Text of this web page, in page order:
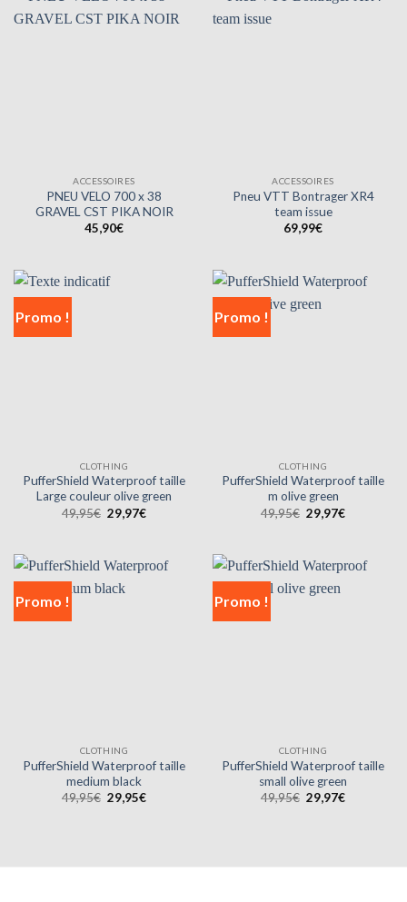
ACCESSOIRES
PNEU VELO 700 x 38
GRAVEL CST PIKA NOIR
45,90€
ACCESSOIRES
Pneu VTT Bontrager XR4
team issue
69,99€
Promo !
CLOTHING
PufferShield Waterproof taille
Large couleur olive green
49,95€ Le
prix
49,95€.
29,97€Le
29,97€.
Promo !
CLOTHING
PufferShield Waterproof taille
m olive green
49,95€ Le
prix
49,95€.
29,97€Le
29,97€.
Promo !
CLOTHING
PufferShield Waterproof taille
medium black
49,95€ Le
prix
29,95€Le
Promo !
CLOTHING
PufferShield Waterproof taille
small olive green
49,95€ Le
prix
29,97€Le